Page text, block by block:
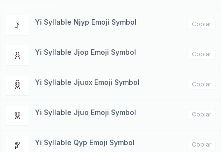
ꑇ Yi Syllable Njyp Emoji Symbol Copiar
ꐦ Yi Syllable Jjop Emoji Symbol Copiar
ꐠ Yi Syllable Jjuox Emoji Symbol Copiar
ꐡ Yi Syllable Jjuo Emoji Symbol Copiar
ꐕ Yi Syllable Qyp Emoji Symbol Copiar